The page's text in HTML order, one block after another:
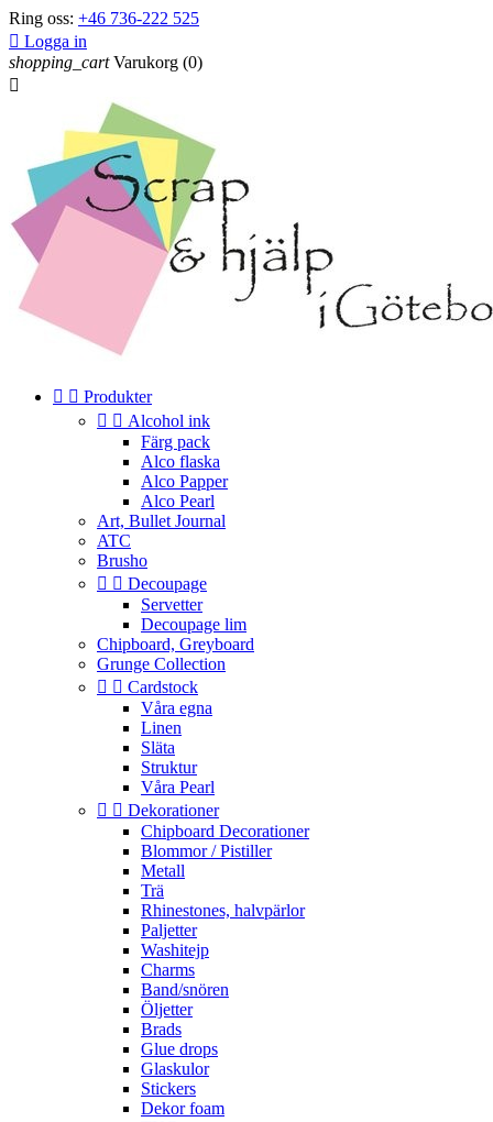
Ring oss: +46 736-222 525
 Logga in
shopping_cart Varukorg (0)

  Produkter
  Alcohol ink
Färg pack
Alco flaska
Alco Papper
Alco Pearl
Art, Bullet Journal
ATC
Brusho
  Decoupage
Servetter
Decoupage lim
Chipboard, Greyboard
Grunge Collection
  Cardstock
Våra egna
Linen
Släta
Struktur
Våra Pearl
  Dekorationer
Chipboard Decorationer
Blommor / Pistiller
Metall
Trä
Rhinestones, halvpärlor
Paljetter
Washitejp
Charms
Band/snören
Öljetter
Brads
Glue drops
Glaskulor
Stickers
Dekor foam